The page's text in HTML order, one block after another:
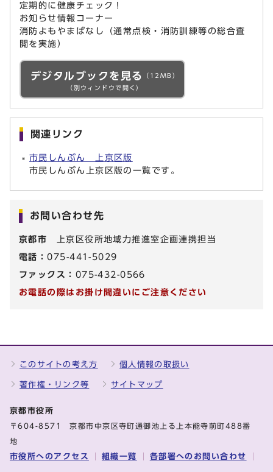
定期的に健康チェック！
お知らせ情報コーナー
消防よもやまばなし（通常点検・消防訓練等の総合査
閲を実施）
デジタルブックを見る
（12MB）
（別ウィンドウで開く）
関連リンク
市民しんぶん 上京区版
市民しんぶん上京区版の一覧です。
お問い合わせ先
京都市 上京区役所地域力推進室企画連携担当
電話：075-441-5029
ファックス： 075-432-0566
お電話の際はお掛け間違いにご注意ください
このサイトの考え方 個人情報の取扱い
著作権・リンク等 サイトマップ
京都市役所
〒604-8571 京都市中京区寺町通御池上る上本能寺前町488番
地
市役所へのアクセス 組織一覧 各部署へのお問い合わせ